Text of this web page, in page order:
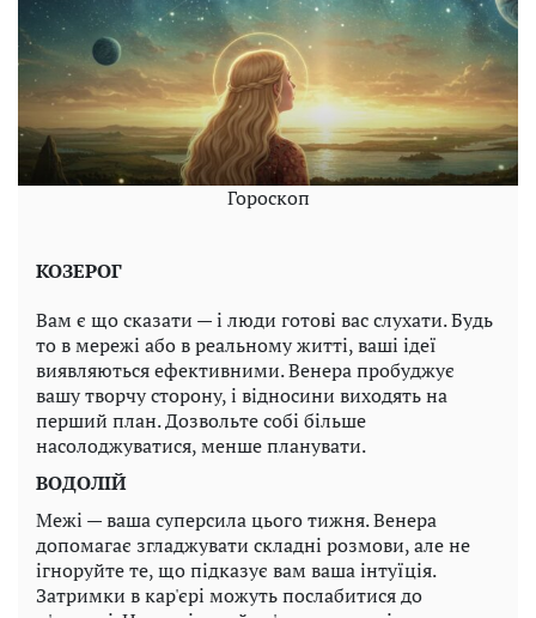
Гороскоп
КОЗЕРОГ
Вам є що сказати — і люди готові вас слухати. Будь
то в мережі або в реальному житті, ваші ідеї
виявляються ефективними. Венера пробуджує
вашу творчу сторону, і відносини виходять на
перший план. Дозвольте собі більше
насолоджуватися, менше планувати.
ВОДОЛІЙ
Межі — ваша суперсила цього тижня. Венера
допомагає згладжувати складні розмови, але не
ігноруйте те, що підказує вам ваша інтуїція.
Затримки в кар'єрі можуть послабитися до